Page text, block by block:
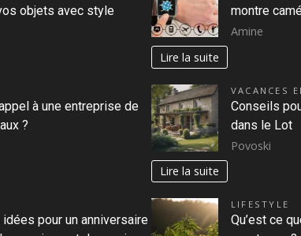
objets avec style
montre
Amine
Lire la suite
à une entreprise de
?
VACANCES
Conseils
dans le Lot
Povoski
Lire la suite
pour un anniversaire
LIFESTYLE
Qu’est ce